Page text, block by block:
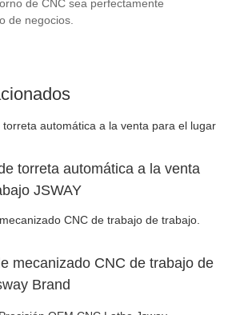
de CNC sea perfectamente
de negocios.
torreta automática a la venta
JSWAY
mecanizado CNC de trabajo de
Brand